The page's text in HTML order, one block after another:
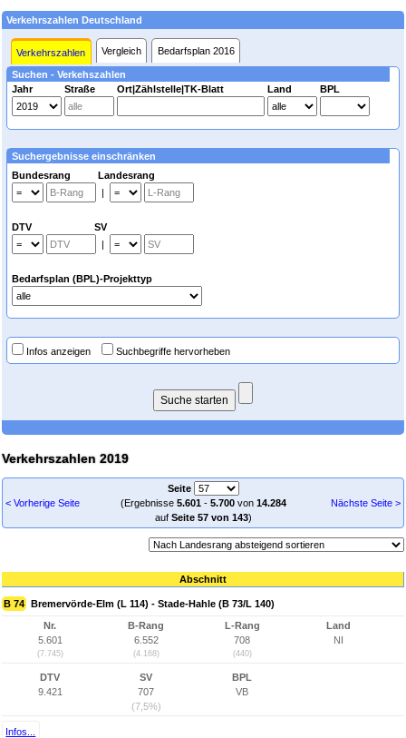
Verkehrszahlen Deutschland
Verkehrszahlen Vergleich Bedarfsplan 2016
Suchen - Verkehszahlen
Jahr
Straße Ort|Zählstelle|TK-Blatt Land BPL
Suchergebnisse einschränken
Bundesrang Landesrang
|
DTV SV
|
Bedarfsplan (BPL)-Projekttyp
Infos anzeigen Suchbegriffe hervorheben
Verkehrszahlen 2019
< Vorherige Seite
Seite
(Ergebnisse 5.601- 5.700von 14.284
auf Seite 57 von 143)
Nächste Seite >
Abschnitt
B 74 Bremervörde-Elm (L 114) - Stade-Hahle (B 73/L 140)
Nr.
5.601
(7.745)
B-Rang
6.552
(4.168)
L-Rang
708
(440)
Land
NI
DTV
9.421
SV
707
(7,5%)
BPL
VB
Infos...